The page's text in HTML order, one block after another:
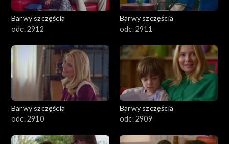
Barwy szczęścia
odc. 2912
Barwy szczęścia
odc. 2911
Barwy szczęścia
odc. 2910
Barwy szczęścia
odc. 2909